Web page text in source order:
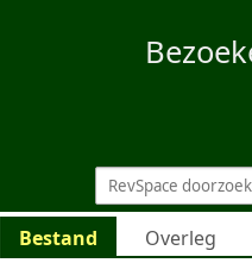
Bestand Overleg